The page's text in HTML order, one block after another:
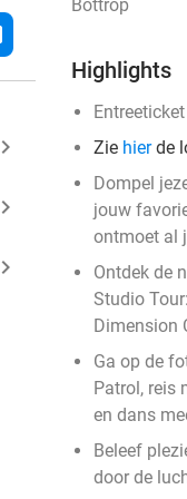
keyboard_arrow_right
keyboard_arrow_right
keyboard_arrow_right
Bottrop
Highlights
Zie hierde
Dompel
jouw
ontmoet al
Ontdek de
Studio
Dimension
Ga op de
Patrol, reis
en dans
Beleef
door de